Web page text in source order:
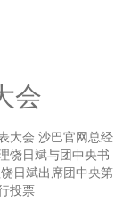
会
大会 沙巴官网总经
饶日斌与团中央书
日斌出席团中央第
投票